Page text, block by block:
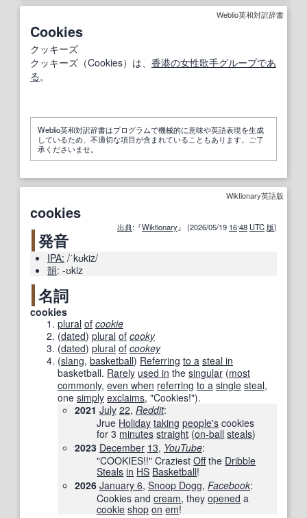
Weblio英和対訳辞書
Cookies
クッキーズ
クッキーズ（Cookies）は、 香港の女性歌手グループであ
る。
Weblio英和対訳辞書はプログラムで機械的に意味や英語表現を生成
しているため、不適切な項目が含まれていることもあります。ご了
承くださいませ。
Wiktionary英語版
cookies
出典:『Wiktionary』 (2026/05/19 16:48 UTC 版)
発音
IPA: /ˈkʊkiz/
韻: -ʊkiz
名詞
cookies
plural of cookie
(dated) plural of cooky
(dated) plural of cookey
(slang, basketball) Referring to a steal in
basketball. Rarely used in the singular (most
commonly, even when referring to a single steal,
one simply exclaims, "Cookies!").
2021 July 22, Reddit‎:
Jrue Holiday taking people's cookies
for 3 minutes straight (on-ball steals)
2023 December 13, YouTube‎:
"COOKIES!!" CraziestOffthe Dribble
Steals in HS Basketball!
2026 January 6, Snoop Dogg, Facebook‎:
Cookies andcream, theyopened a
cookie shop on em!